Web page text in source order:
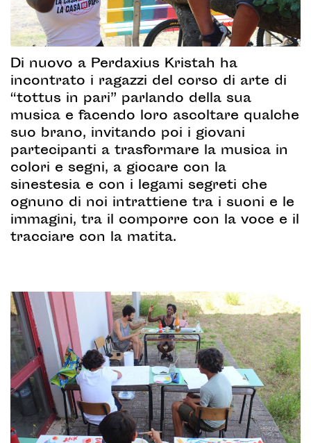
Di nuovo a Perdaxius Kristah ha
incontrato i ragazzi del corso di arte di
“tottus in pari” parlando della sua
musica e facendo loro ascoltare qualche
suo brano, invitando poi i giovani
partecipanti a trasformare la musica in
colori e segni, a giocare con la
sinestesia e con i legami segreti che
ognuno di noi intrattiene tra i suoni e le
immagini, tra il comporre con la voce e il
tracciare con la matita.